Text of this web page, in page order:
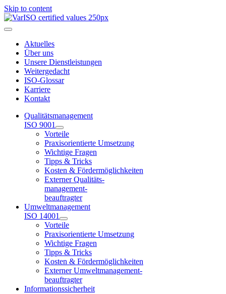
Skip to content
Aktuelles
Über uns
Unsere Dienstleistungen
Weitergedacht
ISO-Glossar
Karriere
Kontakt
Qualitätsmanagement
ISO 9001
Vorteile
Praxisorientierte Umsetzung
Wichtige Fragen
Tipps & Tricks
Kosten & Fördermöglichkeiten
Externer Qualitäts-
management-
beauftragter
Umweltmanagement
ISO 14001
Vorteile
Praxisorientierte Umsetzung
Wichtige Fragen
Tipps & Tricks
Kosten & Fördermöglichkeiten
Externer Umweltmanagement-
beauftragter
Informationssicherheit